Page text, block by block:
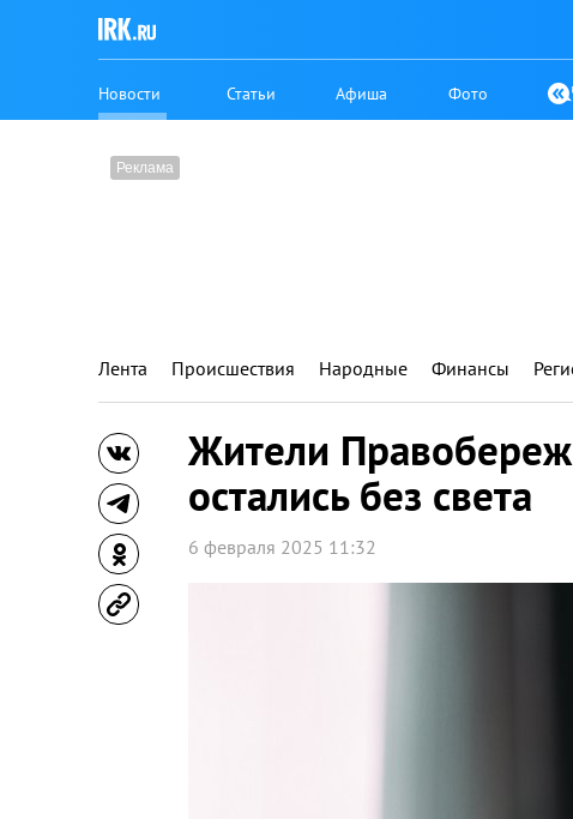
Новости Статьи Афиша Фото
Лента Происшествия Народные Финансы
Жители
остались без света
6 февраля 2025 11:32